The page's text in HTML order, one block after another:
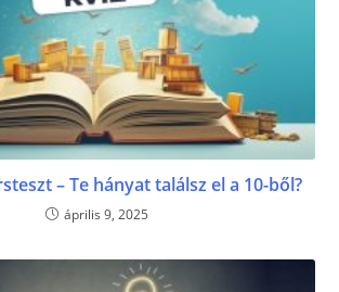
– Te hányat találsz el a 10-ből?
április 9, 2025